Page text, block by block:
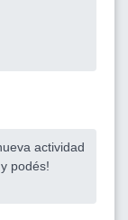
actividad
podés!